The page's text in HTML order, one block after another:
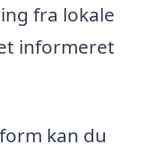
fra lokale
informeret
kan du